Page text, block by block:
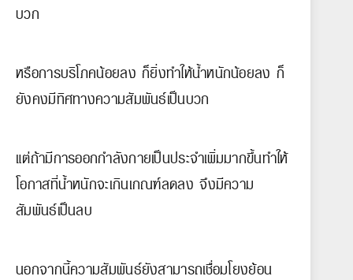
บวก
หรือการบริโภคน้อยลง ก็ยิ่งทำให้น้ำหนักน้อยลง ก็
ยังคงมีทิศทางความสัมพันธ์เป็นบวก
แต่ถ้ามีการออกกำลังกายเป็นประจำเพิ่มมากขึ้นทำให้
โอกาสที่น้ำหนักจะเกินเกณฑ์ลดลง จึงมีความ
สัมพันธ์เป็นลบ
นอกจากนี้ความสัมพันธ์ยังสามารถเชื่อมโยงย้อน